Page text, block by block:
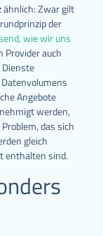
ähnlich: Zwar gilt
der
wie wir uns
Provider auch
Dienste
Angebote
werden,
das sich
gleich
enthalten sind.